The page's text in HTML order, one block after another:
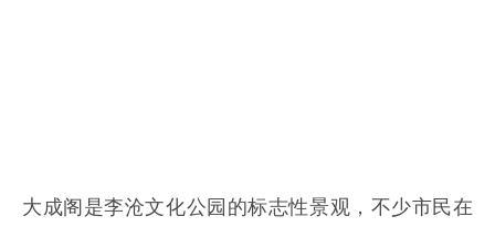
大成阁是李沧文化公园的标志性景观，不少市民在